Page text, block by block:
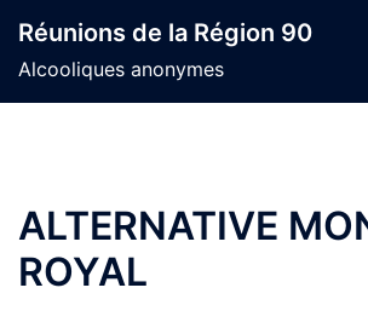
content
Réunions de la Région 90
Alcooliques anonymes
ALTERNATIVE
ROYAL